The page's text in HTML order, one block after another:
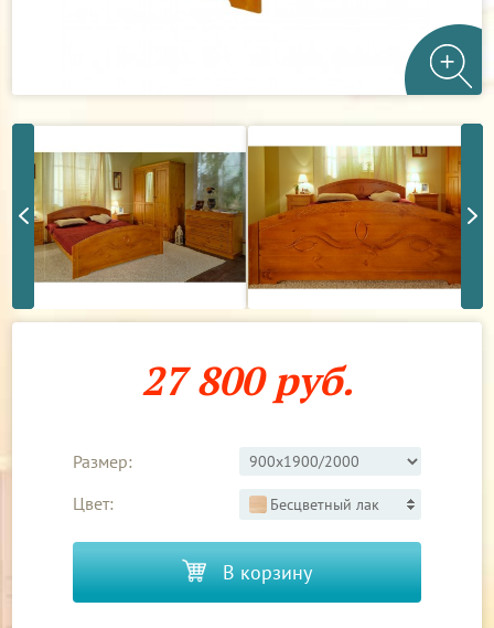
27 800 руб.
Размер:
Цвет:
Бесцветный лак
В корзину